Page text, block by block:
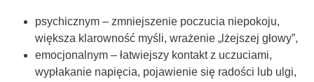
psychicznym – zmniejszenie poczucia niepokoju,
większa klarowność myśli, wrażenie „lżejszej głowy”,
emocjonalnym – łatwiejszy kontakt z uczuciami,
wypłakanie napięcia, pojawienie się radości lub ulgi,